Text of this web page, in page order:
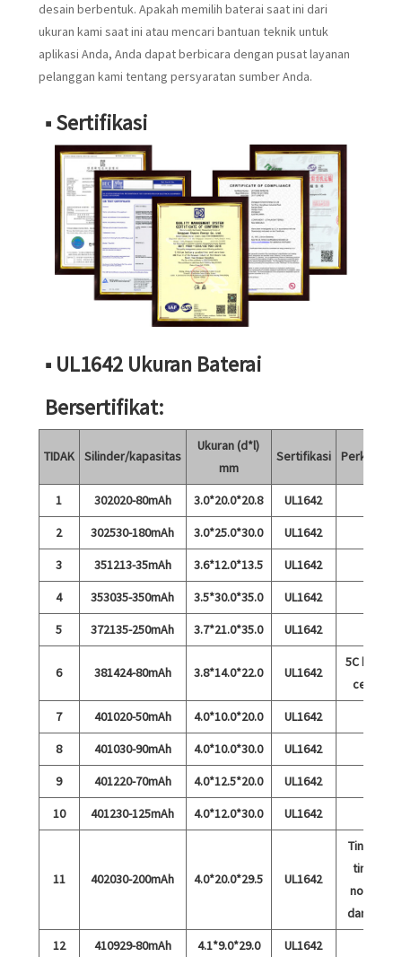
desain berbentuk. Apakah memilih baterai saat ini dari
ukuran kami saat ini atau mencari bantuan teknik untuk
aplikasi Anda, Anda dapat berbicara dengan pusat layanan
pelanggan kami tentang persyaratan sumber Anda.
■ Sertifikasi
■ UL1642 Ukuran Baterai
Bersertifikat:
TIDAK Silinder/kapasitas
Ukuran (d*l)
mm
Sertifikasi Perkataan
1 302020-80mAh 3.0*20.0*20.8
UL1642
2
302530-180mAh 3.0*25.0*30.0
UL1642
3
351213-35mAh 3.6*12.0*13.5
UL1642
4
353035-350mAh 3.5*30.0*35.0
UL1642
5
372135-250mAh 3.7*21.0*35.0 UL1642
6 381424-80mAh 3.8*14.0*22.0 UL1642
5C biaya
cepat
7
401020-50mAh 4.0*10.0*20.0
UL1642
8
401030-90mAh 4.0*10.0*30.0
UL1642
9
401220-70mAh 4.0*12.5*20.0
UL1642
10
401230-125mAh 4.0*12.0*30.0 UL1642
11 402030-200mAh 4.0*20.0*29.5 UL1642
Tingkat
tinggi
normal
dan 15c
12
410929-80mAh 4.1*9.0*29.0
UL1642